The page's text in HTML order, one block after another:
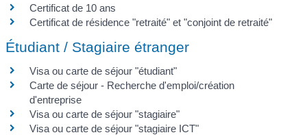
Certificat de 10 ans
Certificat de résidence "retraité" et "conjoint de retraité"
Étudiant / Stagiaire étranger
Visa ou carte de séjour "étudiant"
Carte de séjour - Recherche d'emploi/création
d'entreprise
Visa ou carte de séjour "stagiaire"
Visa ou carte de séjour "stagiaire ICT"